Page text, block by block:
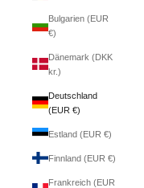
Bulgarien (EUR
€)
Dänemark (DKK
kr.)
Deutschland
(EUR €)
Estland (EUR €)
Finnland (EUR €)
Frankreich (EUR